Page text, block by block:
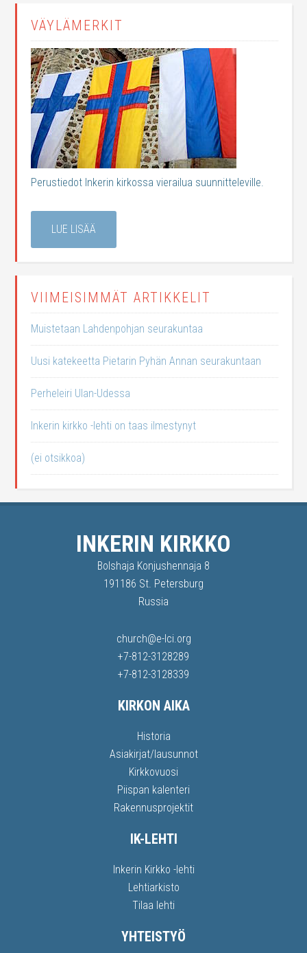
VÄYLÄMERKIT
Perustiedot Inkerin kirkossa vierailua suunnitteleville.
LUE LISÄÄ
VIIMEISIMMÄT ARTIKKELIT
Muistetaan Lahdenpohjan seurakuntaa
Uusi katekeetta Pietarin Pyhän Annan seurakuntaan
Perheleiri Ulan-Udessa
Inkerin kirkko -lehti on taas ilmestynyt
(ei otsikkoa)
INKERIN KIRKKO
Bolshaja Konjushennaja 8
191186 St. Petersburg
Russia
church@e-lci.org
+7-812-3128289
+7-812-3128339
KIRKON AIKA
Historia
Asiakirjat/lausunnot
Kirkkovuosi
Piispan kalenteri
Rakennusprojektit
IK-LEHTI
Inkerin Kirkko -lehti
Lehtiarkisto
Tilaa lehti
YHTEISTYÖ